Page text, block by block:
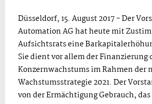
Düsseldorf, 15. August 2017 - Der
Automation AG hat heute mit
Aufsichtsrats eine
Sie dient vor allem der Finanzierung
Konzernwachstums im Rahmen
Wachstumsstrategie 2021. Der
von der Ermächtigung Gebrauch,